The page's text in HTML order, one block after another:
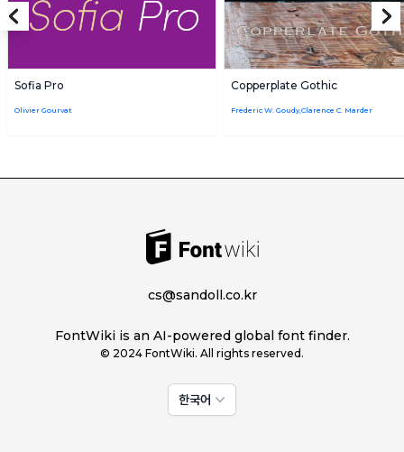
Sofia Pro
Olivier Gourvat
Copperplate Gothic
Frederic W. Goudy,Clarence C. Marder
cs@sandoll.co.kr
FontWiki is an AI-powered global font finder.
© 2024 FontWiki. All rights reserved.
한국어